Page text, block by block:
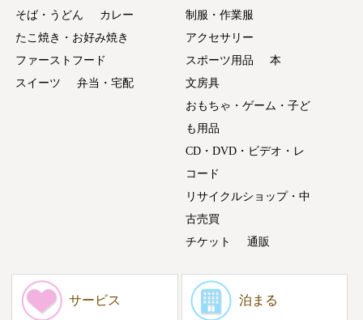
そば・うどん
カレー
たこ焼き・お好み焼き
ファーストフード
スイーツ
弁当・宅配
制服・作業服
アクセサリー
スポーツ用品
本
文房具
おもちゃ・ゲーム・子ど
も用品
CD・DVD・ビデオ・レ
コード
リサイクルショップ・中
古売買
チケット
通販
サービス 泊まる